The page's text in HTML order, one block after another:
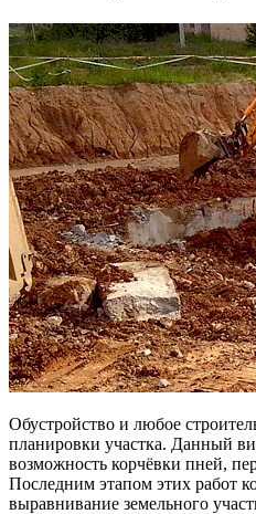
Обустройство и любое
планировки участка. Данный
возможность корчёвки пней,
Последним этапом этих работ
выравнивание земельного